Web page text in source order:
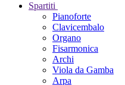
Spartiti
Pianoforte
Clavicembalo
Organo
Fisarmonica
Archi
Viola da Gamba
Arpa